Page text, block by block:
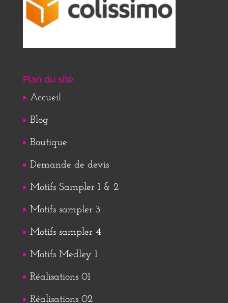
Plan du site
Accueil
Blog
Boutique
Demande de devis
Motifs Sampler 1 & 2
Motifs sampler 3
Motifs sampler 4
Motifs Medley 1
Réalisations 01
Réalisations 02